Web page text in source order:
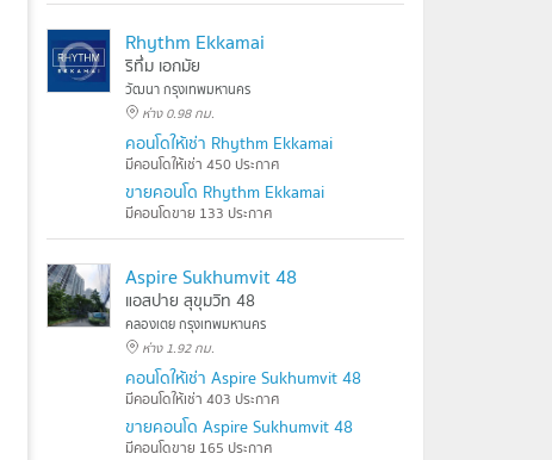
Rhythm Ekkamai
ริทึ่ม เอกมัย
วัฒนา กรุงเทพมหานคร
ห่าง 0.98 กม.
คอนโดให้เช่า Rhythm Ekkamai
มีคอนโดให้เช่า 450 ประกาศ
ขายคอนโด Rhythm Ekkamai
มีคอนโดขาย 133 ประกาศ
Aspire Sukhumvit 48
แอสปาย สุขุมวิท 48
คลองเตย กรุงเทพมหานคร
ห่าง 1.92 กม.
คอนโดให้เช่า Aspire Sukhumvit 48
มีคอนโดให้เช่า 403 ประกาศ
ขายคอนโด Aspire Sukhumvit 48
มีคอนโดขาย 165 ประกาศ